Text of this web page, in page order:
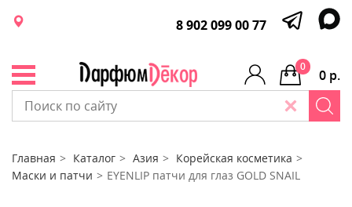
8 902 099 00 77
0 р.
0
Главная Каталог Азия
Корейская косметика
Маски и патчи
EYENLIP патчи для глаз GOLD SNAIL